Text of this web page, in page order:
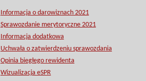
Informacja o darowiznach 2021
Sprawozdanie merytoryczne 2021
Informacja dodatkowa
Uchwała o zatwierdzeniu sprawozdania
Opinia biegłego rewidenta
Wizualizacja eSPR